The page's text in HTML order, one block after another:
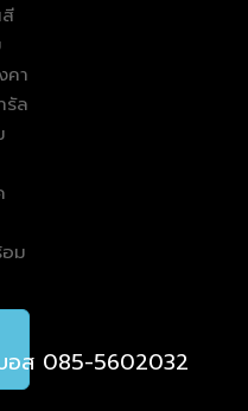
คา
รัล
ม
ส 085-5602032